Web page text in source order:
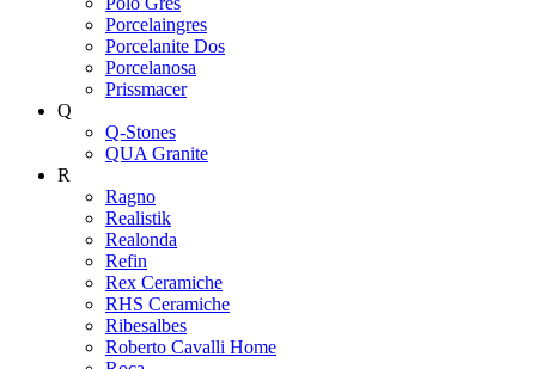
Porcelaingres
Porcelanite Dos
Porcelanosa
Prissmacer
Q
Q-Stones
QUA Granite
R
Ragno
Realistik
Realonda
Refin
Rex Ceramiche
RHS Ceramiche
Ribesalbes
Roberto Cavalli Home